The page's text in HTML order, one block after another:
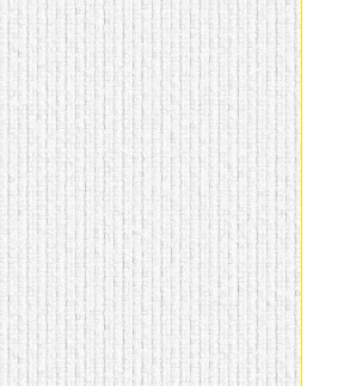
домашнем использовании.
Эта мебель имеет
некоторые преимущества
перед той же стенкой для
гостиной, к примеру,
поскольку она более
легкая и не загромождает
пространство. В спальне
этот предмет можно
поставить у изголовья
кровати, чтобы заполнить
пустующее там
место.
Также стеллажи
очень часто используют в
качестве разграничителей
комнаты, например, на
рабочую зону и
пространство для отдыха.
Особенно это актуально
для однокомнатных
квартир.